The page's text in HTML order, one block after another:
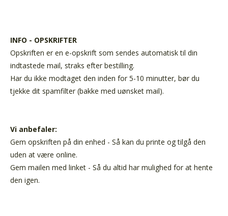
INFO - OPSKRIFTER
Opskriften er en e-opskrift som sendes automatisk til din
indtastede mail, straks efter bestilling.
Har du ikke modtaget den inden for 5-10 minutter, bør du
tjekke dit spamfilter (bakke med uønsket mail).
Vi anbefaler:
Gem opskriften på din enhed - Så kan du printe og tilgå den
uden at være online.
Gem mailen med linket - Så du altid har mulighed for at hente
den igen.